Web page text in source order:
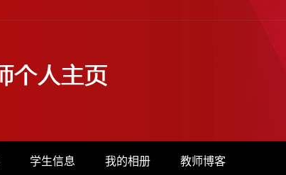
学生信息 我的相册 教师博客